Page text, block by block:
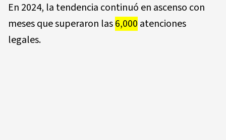
En 2024, la tendencia continuó en ascenso con
meses que superaron las6,000 atenciones
legales.